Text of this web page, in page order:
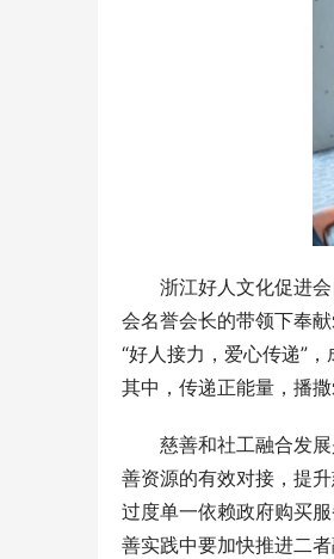
浙江好人文化促进
会名誉会长的带领下奉
“好人接力，爱心传递”
其中，传递正能量，播撒
慈善和社工融合发
善资源的有效对接，提
过度单一依赖政府购买
善实践中要加快推进二